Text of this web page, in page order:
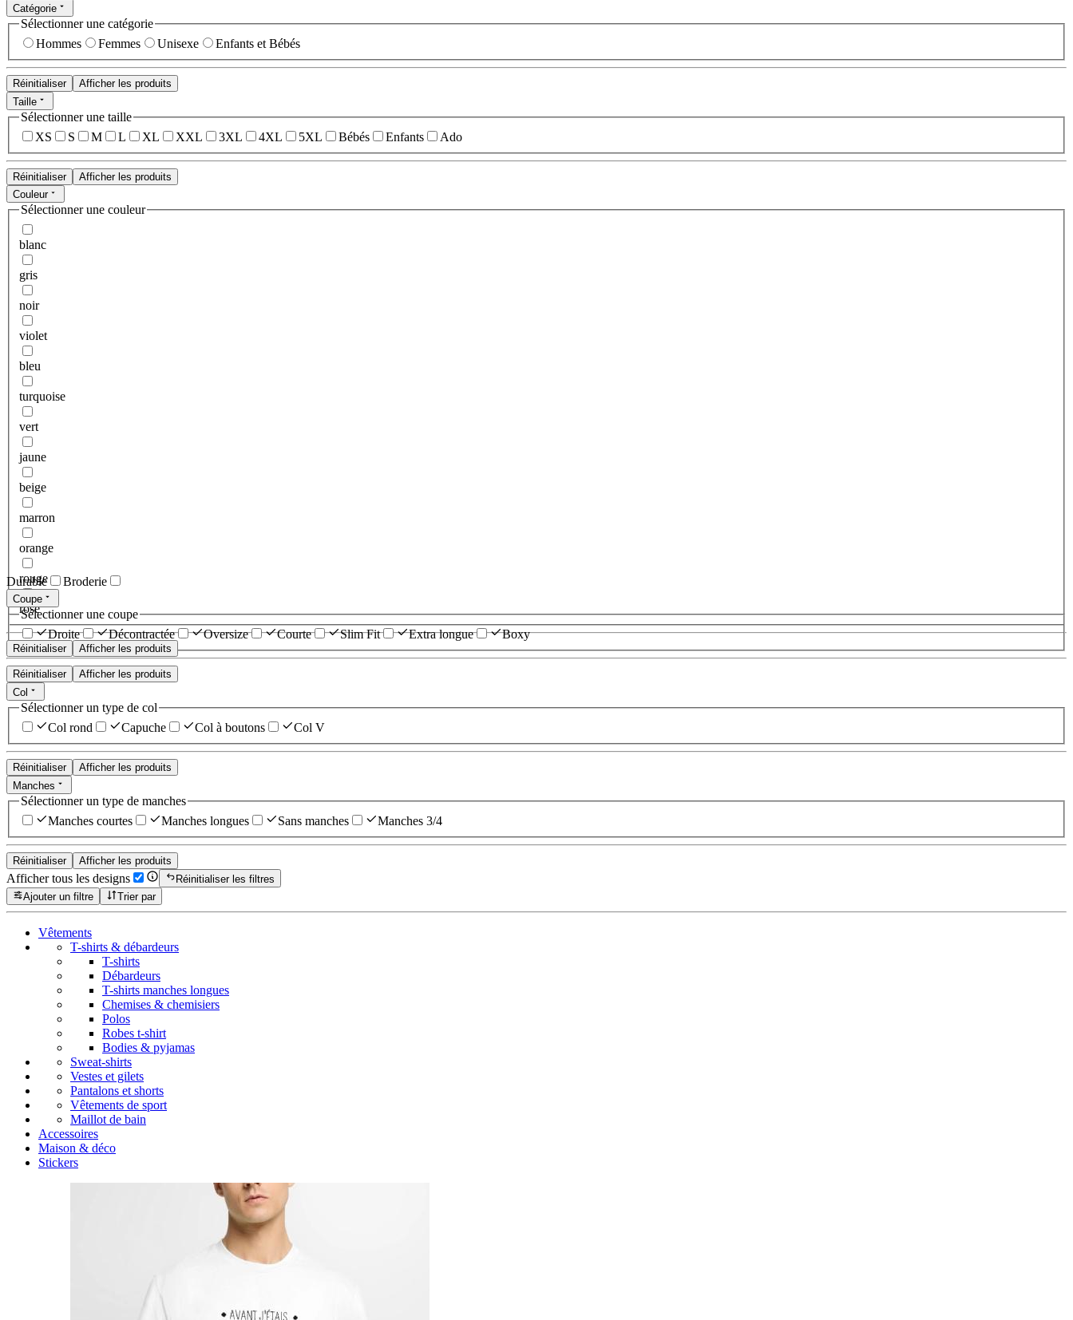
Catégorie
Sélectionner une catégorie
Hommes
Femmes Unisexe Enfants et Bébés
Réinitialiser
Afficher les produits
Taille
Sélectionner une taille
XS
S M L XL XXL 3XL 4XL 5XL Bébés Enfants Ado
Réinitialiser
Afficher les produits
Couleur
Sélectionner une couleur
blanc
gris
noir
violet
bleu
turquoise
vert
jaune
beige
marron
orange
rouge
rose
Réinitialiser Afficher les produits
Durable Broderie
Coupe
Sélectionner une coupe
Droite
Décontractée Oversize Courte Slim Fit Extra longue Boxy
Réinitialiser
Afficher les produits
Col
Sélectionner un type de col
Col rond
Capuche Col à boutons Col V
Réinitialiser
Afficher les produits
Manches
Sélectionner un type de manches
Manches courtes
Manches longues Sans manches Manches 3/4
Réinitialiser Afficher les produits
Afficher tous les designs
Réinitialiser les filtres
Ajouter un filtre
Trier par
Vêtements
T-shirts & débardeurs
T-shirts
Débardeurs
T-shirts manches longues
Chemises & chemisiers
Polos
Robes t-shirt
Bodies & pyjamas
Sweat-shirts
Vestes et gilets
Pantalons et shorts
Vêtements de sport
Maillot de bain
Accessoires
Maison & déco
Stickers